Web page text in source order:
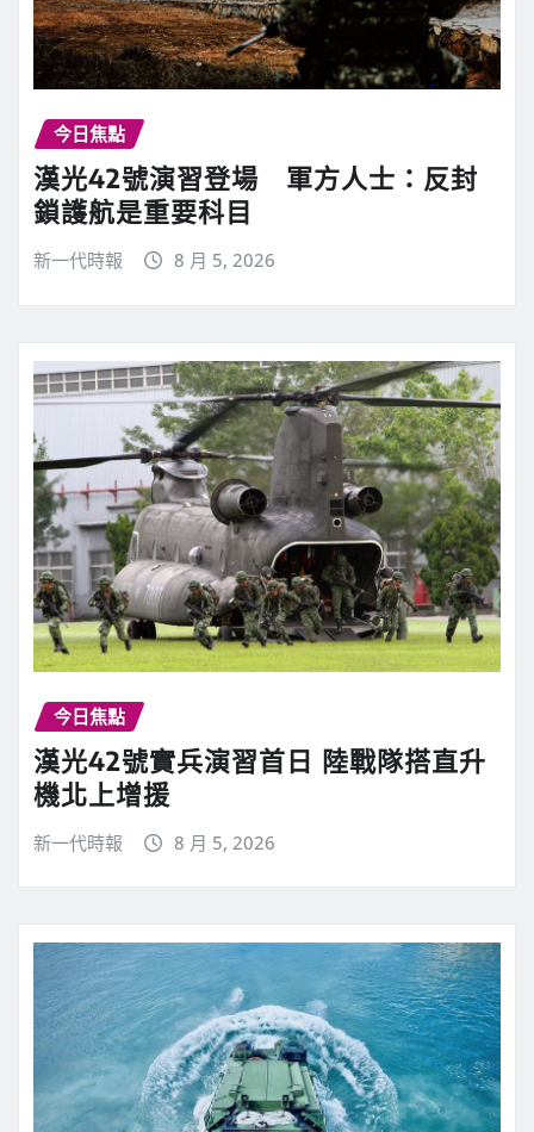
今日焦點
漢光42號演習登場 軍方人士：反封
鎖護航是重要科目
新一代時報 8 月 5, 2026
今日焦點
漢光42號實兵演習首日 陸戰隊搭直升
機北上增援
新一代時報 8 月 5, 2026